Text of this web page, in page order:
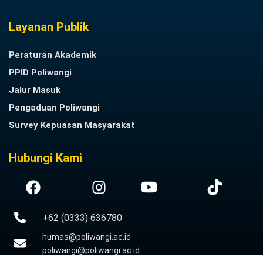
Layanan Publik
Peraturan Akademik
PPID Poliwangi
Jalur Masuk
Pengaduan Poliwangi
Survey Kepuasan Masyarakat
Hubungi Kami
+62 (0333) 636780
humas@poliwangi.ac.id
poliwangi@poliwangi.ac.id